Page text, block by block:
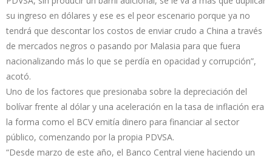
su ingreso en dólares y ese es el peor escenario porque ya no
tendrá que descontar los costos de enviar crudo a China a través
de mercados negros o pasando por Malasia para que fuera
nacionalizando más lo que se perdía en opacidad y corrupción”,
acotó.
Uno de los factores que presionaba sobre la depreciación del
bolívar frente al dólar y una aceleración en la tasa de inflación era
la forma como el BCV emitía dinero para financiar al sector
público, comenzando por la propia PDVSA.
“Desde marzo de este año, el Banco Central viene haciendo un